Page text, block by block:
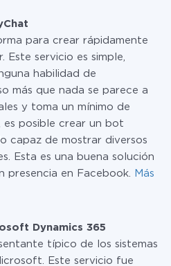
tarifa gratuita o cambiar a
Más detalles sobre
para crear rápidamente
Este servicio es simple,
habilidad de
más que nada se parece a
y toma un mínimo de
es posible crear un bot
capaz de mostrar diversos
Esta es una buena solución
presencia en Facebook.
Más
Dynamics 365
típico de los sistemas
Este servicio fue